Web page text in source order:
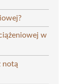
w
notą